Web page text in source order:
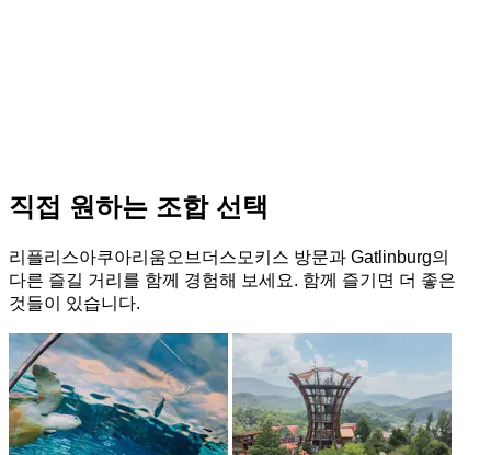
직접 원하는 조합 선택
리플리스아쿠아리움오브더스모키스 방문과 Gatlinburg의
다른 즐길 거리를 함께 경험해 보세요. 함께 즐기면 더 좋은
것들이 있습니다.